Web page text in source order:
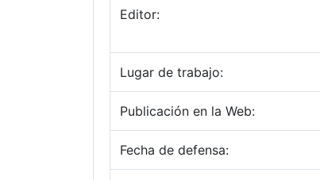
Editor:
Lugar de trabajo:
Publicación en la Web:
Fecha de defensa: